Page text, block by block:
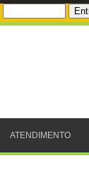
ATENDIMENTO